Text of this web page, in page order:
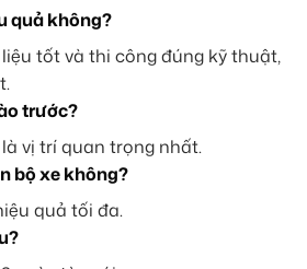
quả không?
tốt và thi công đúng kỹ thuật,
trước?
vị trí quan trọng nhất.
bộ xe không?
quả tối đa.